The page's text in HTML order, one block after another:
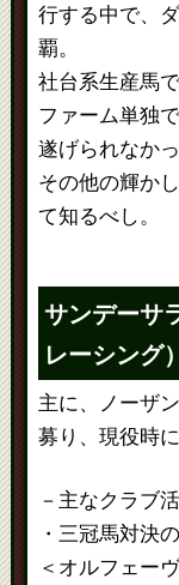
行する中で、
覇。
社台系生産馬
ファーム単独
遂げられなかっ
その他の輝か
て知るべし。
サンデーサ
レーシング
主に、ノーザ
募り、現役時
－主なクラブ
・三冠馬対決
＜オルフェー